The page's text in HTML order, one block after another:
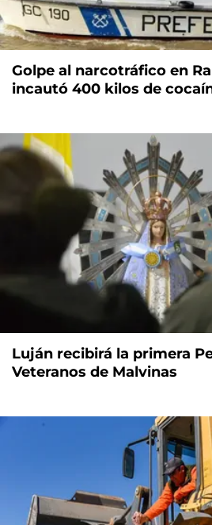
Golpe al narcotráfico en
incautó 400 kilos de
Luján recibirá la primera
Veteranos de Malvinas